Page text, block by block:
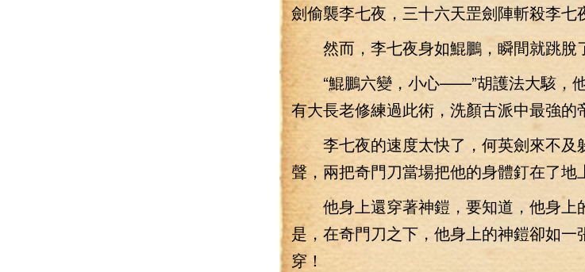
劍偷襲李七夜，三十六天罡劍陣斬殺李七
然而，李七夜身如鯤鵬，瞬間就跳脫
“鯤鵬六變，小心——”胡護法大駭，他
有大長老修練過此術，洗顏古派中最強的
李七夜的速度太快了，何英劍來不及
聲，兩把奇門刀當場把他的身體釘在了地
他身上還穿著神鎧，要知道，他身上
是，在奇門刀之下，他身上的神鎧卻如
穿！